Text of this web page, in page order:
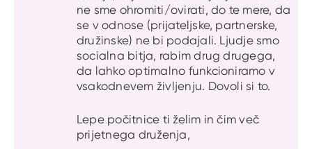
ne sme ohromiti/ovirati, do te mere, da
se v odnose (prijateljske, partnerske,
družinske) ne bi podajali. Ljudje smo
socialna bitja, rabim drug drugega,
da lahko optimalno funkcioniramo v
vsakodnevem življenju. Dovoli si to.
Lepe počitnice ti želim in čim več
prijetnega druženja,